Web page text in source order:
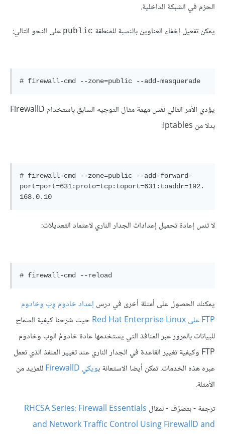
الحزم في الشبكة الداخلية.
يمكن تفعيل إخفاء العناوين بالنسبة للمنطقة public على النحو التالي:
يؤدي الأمر التالي نفس مهمة مثال التوجيه السابق باستخدام FirewallD
بدلا من Iptables:
# firewall-cmd --zone=public --add-forward-
port=port=631:proto=tcp:toport=631:toaddr=192.
لا تنس إعادة تحميل إعدادات الجدار الناري لاعتماد التعديلات:
يمكنك الحصول على أمثلة أخرى في درس إعداد خادوم وِب وخادوم
FTP على Red Hat Enterprise Linux
حيث شرحنا كيفية السماح
للبيانات بالمرور عبر المنافذ التي يستخدمها عادة خادومُ الوِب وخادوم
FTP وكيفية تغيير القاعدة في الجدار الناري عند تغيير المنفذ الذي تعمل
عبره هذه الخدمات. تمكن أيضا الاستعانة بويكي FirewallD
للمزيد من
الأمثلة.
ترجمة - بتصرّف - لمقال RHCSA Series: Firewall Essentials
and Network Traffic Control Using FirewallD and